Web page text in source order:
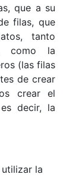
que a su
filas, que
tanto
como la
(las filas
de crear
crear el
es decir, la
la